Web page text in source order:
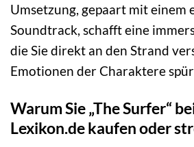
Umsetzung, gepaart mit einem
Soundtrack, schafft eine
die Sie direkt an den Strand
Emotionen der Charaktere
Warum Sie „The Surfer“
Lexikon.de kaufen oder